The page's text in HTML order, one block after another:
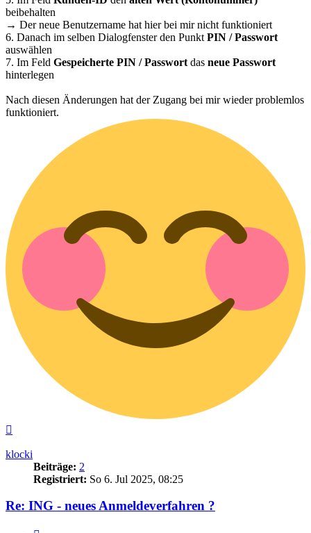
beibehalten
→ Der neue Benutzername hat hier bei mir nicht funktioniert
6. Danach im selben Dialogfenster den Punkt PIN / Passwort
auswählen
7. Im Feld Gespeicherte PIN / Passwort das neue Passwort
hinterlegen
Nach diesen Änderungen hat der Zugang bei mir wieder problemlos
funktioniert.
klocki
Beiträge: 2
Registriert: So 6. Jul 2025, 08:25
Re: ING - neues Anmeldeverfahren ?